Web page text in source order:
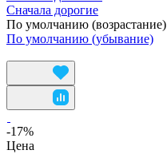
Сначала дорогие
По умолчанию (возрастание)
По умолчанию (убывание)
-17%
Цена